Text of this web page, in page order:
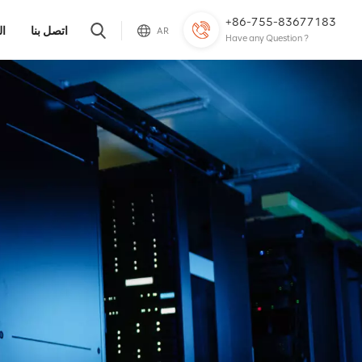
+86-755-83677183
Have any Question ?
AR اتصل بنا